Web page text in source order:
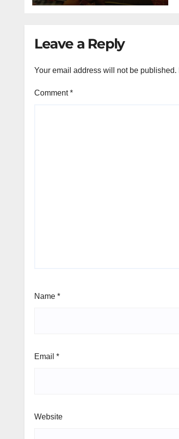
Leave a Reply
Your email address will not be published.
Comment*
Name *
Email *
Website